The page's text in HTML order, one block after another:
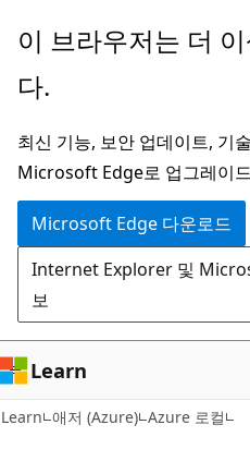
주
콘
츠
로
건
너
뛰
기
이 브라우저는 더
다.
최신 기능, 보안 업데이트, 기
Microsoft Edge로 업그레이
Microsoft Edge 다운로드
Internet Explorer 및
보
Learn
Learn 애저 (Azure) Azure 로컬